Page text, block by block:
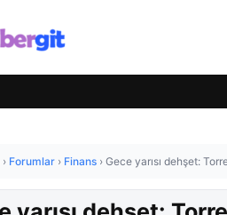
› Forumlar › Finans › Gece yarısı dehşet: